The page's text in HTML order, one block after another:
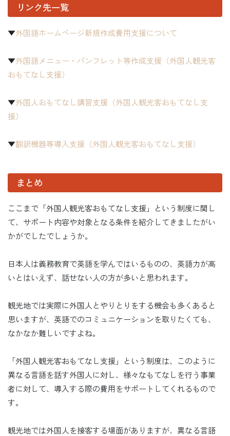
リンク先一覧
▼外国語ホームページ新規作成費用支援について
▼外国語メニュー・パンフレット等作成支援（外国人観光客
おもてなし支援）
▼外国人おもてなし講習支援（外国人観光客おもてなし支
援）
▼翻訳機器等導入支援（外国人観光客おもてなし支援）
まとめ
ここまで「外国人観光客おもてなし支援」という制度に関し
て、サポート内容や対象となる条件を紹介してきましたがい
かがでしたでしょうか。
日本人は義務教育で英語を学んではいるものの、英語力が高
いとはいえず、話せない人の方が多いと思われます。
観光地では実際に外国人とやりとりをする機会も多くあると
思いますが、英語でのコミュニケーションを取りたくても、
なかなか難しいですよね。
「外国人観光客おもてなし支援」という制度は、このように
異なる言語を話す外国人に対し、様々なもてなしを行う事業
者に対して、導入する際の費用をサポートしてくれるもので
す。
観光地では外国人を接客する場面がありますが、異なる言語